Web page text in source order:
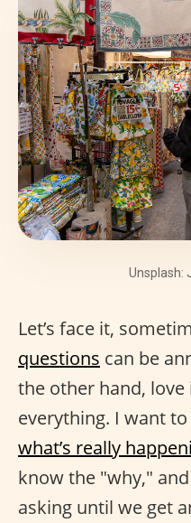
Unsplash:
Let’s face it,
questions can be
the other hand, love
everything. I want
what’s really
know the "why,"
asking until we get